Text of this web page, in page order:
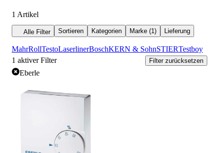
1 Artikel
Alle Filter Sortieren Kategorien Marke (1) Lieferung
MahrRollTestoLaserlinerBoschKERN & SohnSTIERTestboy
1 aktiver Filter Filter zurücksetzen
Eberle